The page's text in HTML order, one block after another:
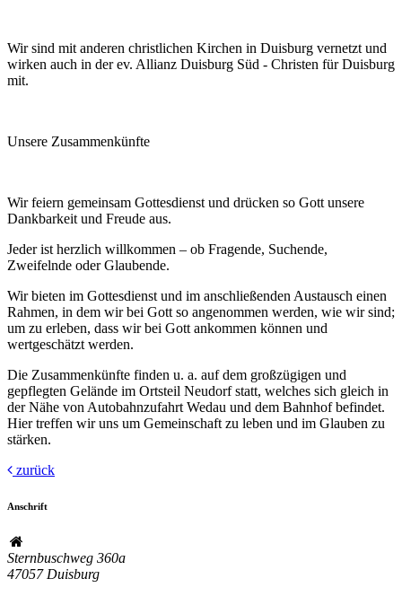
Wir sind mit anderen christlichen Kirchen in Duisburg vernetzt und
wirken auch in der ev. Allianz Duisburg Süd - Christen für Duisburg
mit.
Unsere Zusammenkünfte
Wir feiern gemeinsam Gottesdienst und drücken so Gott unsere
Dankbarkeit und Freude aus.
Jeder ist herzlich willkommen – ob Fragende, Suchende,
Zweifelnde oder Glaubende.
Wir bieten im Gottesdienst und im anschließenden Austausch einen
Rahmen, in dem wir bei Gott so angenommen werden, wie wir sind;
um zu erleben, dass wir bei Gott ankommen können und
wertgeschätzt werden.
Die Zusammenkünfte finden u. a. auf dem großzügigen und
gepflegten Gelände im Ortsteil Neudorf statt, welches sich gleich in
der Nähe von Autobahnzufahrt Wedau und dem Bahnhof befindet.
Hier treffen wir uns um Gemeinschaft zu leben und im Glauben zu
stärken.
zurück
Anschrift
Sternbuschweg 360a
47057 Duisburg